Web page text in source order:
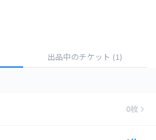
出品中のチケット (1)
0枚